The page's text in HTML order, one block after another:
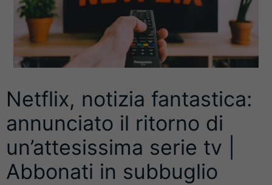
Netflix, notizia fantastica:
annunciato il ritorno di
un’attesissima serie tv |
Abbonati in subbuglio